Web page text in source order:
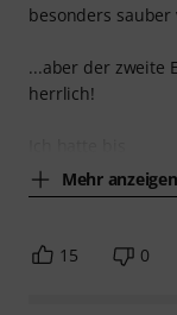
besonders sauber
...aber der zweite
herrlich!
Mehr anzeigen
15 0